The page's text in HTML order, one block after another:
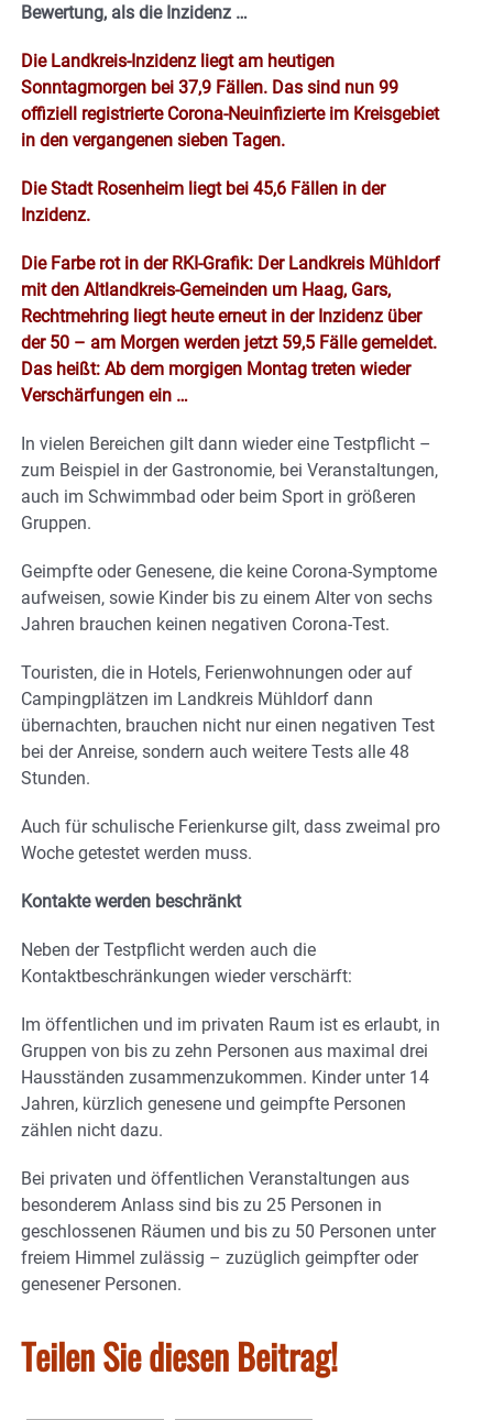
Bewertung, als die Inzidenz …
Die Landkreis-Inzidenz liegt am heutigen
Sonntagmorgen bei 37,9 Fällen. Das sind nun 99
offiziell registrierte Corona-Neuinfizierte im Kreisgebiet
in den vergangenen sieben Tagen.
Die Stadt Rosenheim liegt bei 45,6 Fällen in der
Inzidenz.
Die Farbe rot in der RKI-Grafik: Der Landkreis Mühldorf
mit den Altlandkreis-Gemeinden um Haag, Gars,
Rechtmehring liegt heute erneut in der Inzidenz über
der 50 – am Morgen werden jetzt 59,5 Fälle gemeldet.
Das heißt: Ab dem morgigen Montag treten wieder
Verschärfungen ein …
In vielen Bereichen gilt dann wieder eine Testpflicht –
zum Beispiel in der Gastronomie, bei Veranstaltungen,
auch im Schwimmbad oder beim Sport in größeren
Gruppen.
Geimpfte oder Genesene, die keine Corona-Symptome
aufweisen, sowie Kinder bis zu einem Alter von sechs
Jahren brauchen keinen negativen Corona-Test.
Touristen, die in Hotels, Ferienwohnungen oder auf
Campingplätzen im Landkreis Mühldorf dann
übernachten, brauchen nicht nur einen negativen Test
bei der Anreise, sondern auch weitere Tests alle 48
Stunden.
Auch für schulische Ferienkurse gilt, dass zweimal pro
Woche getestet werden muss.
Kontakte werden beschränkt
Neben der Testpflicht werden auch die
Kontaktbeschränkungen wieder verschärft:
Im öffentlichen und im privaten Raum ist es erlaubt, in
Gruppen von bis zu zehn Personen aus maximal drei
Hausständen zusammenzukommen. Kinder unter 14
Jahren, kürzlich genesene und geimpfte Personen
zählen nicht dazu.
Bei privaten und öffentlichen Veranstaltungen aus
besonderem Anlass sind bis zu 25 Personen in
geschlossenen Räumen und bis zu 50 Personen unter
freiem Himmel zulässig – zuzüglich geimpfter oder
genesener Personen.
Teilen Sie diesen Beitrag!